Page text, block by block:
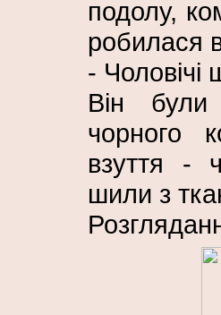
подолу,
робилася
-
Він були
чорного
взуття -
шили з